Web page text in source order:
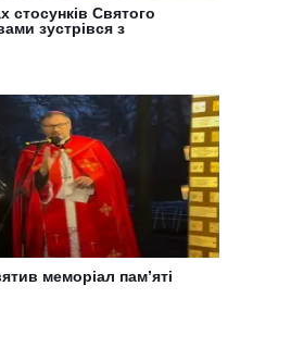
стосунків Святого
зустрівся з
меморіал пам’яті